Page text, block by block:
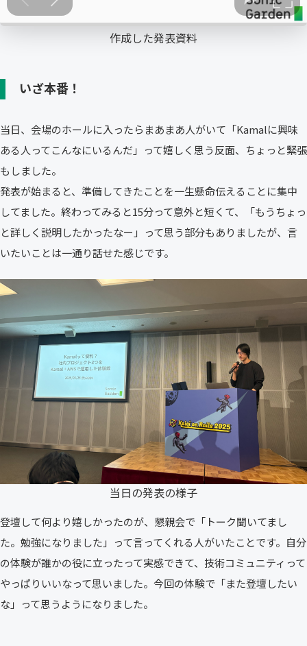
作成した発表資料
いざ本番！
当日、会場のホールに入ったらまあまあ人がいて「Kamalに興味
ある人ってこんなにいるんだ」って嬉しく思う反面、ちょっと緊張
もしました。
発表が始まると、準備してきたことを一生懸命伝えることに集中
してました。終わってみると15分って意外と短くて、「もうちょっ
と詳しく説明したかったなー」って思う部分もありましたが、言
いたいことは一通り話せた感じです。
当日の発表の様子
登壇して何より嬉しかったのが、懇親会で「トーク聞いてまし
た。勉強になりました」って言ってくれる人がいたことです。自分
の体験が誰かの役に立ったって実感できて、技術コミュニティって
やっぱりいいなって思いました。今回の体験で「また登壇したい
な」って思うようになりました。